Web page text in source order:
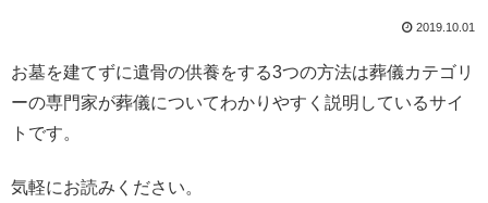
2019.10.01
お墓を建てずに遺骨の供養をする3つの方法は葬儀カテゴリ
ーの専門家が葬儀についてわかりやすく説明しているサイ
トです。
気軽にお読みください。